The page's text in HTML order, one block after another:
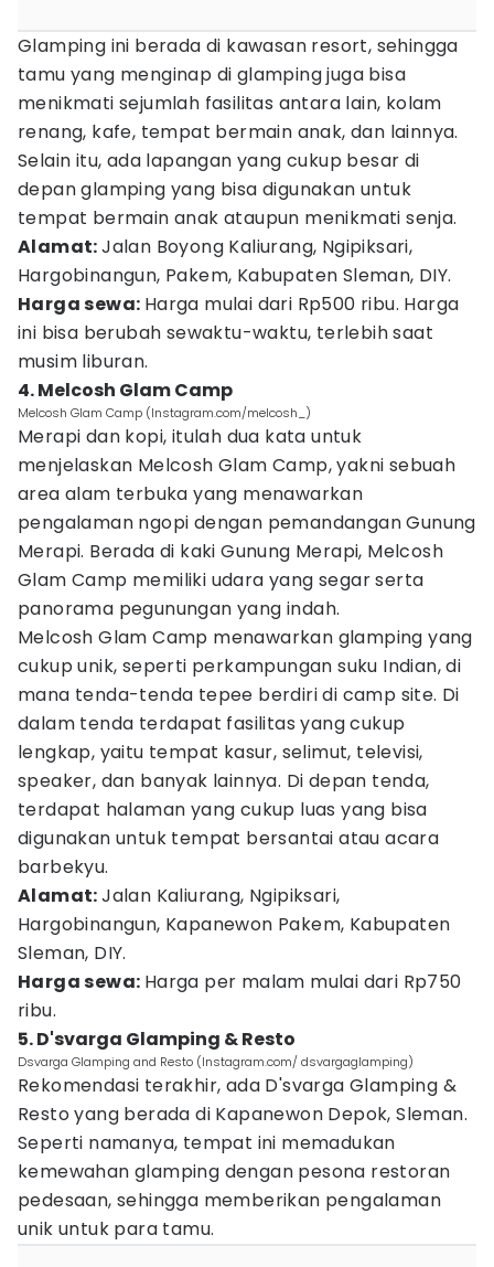
Glamping ini berada di kawasan resort, sehingga
tamu yang menginap di glamping juga bisa
menikmati sejumlah fasilitas antara lain, kolam
renang, kafe, tempat bermain anak, dan lainnya.
Selain itu, ada lapangan yang cukup besar di
depan glamping yang bisa digunakan untuk
tempat bermain anak ataupun menikmati senja.
Alamat:Jalan Boyong Kaliurang, Ngipiksari,
Hargobinangun, Pakem, Kabupaten Sleman, DIY.
Harga sewa: Harga mulai dari Rp500 ribu. Harga
ini bisa berubah sewaktu-waktu, terlebih saat
musim liburan.
4. Melcosh Glam Camp
Melcosh Glam Camp (Instagram.com/melcosh_)
Merapi dan kopi, itulah dua kata untuk
menjelaskan Melcosh Glam Camp, yakni sebuah
area alam terbuka yang menawarkan
pengalaman ngopi dengan pemandangan Gunung
Merapi. Berada di kaki Gunung Merapi, Melcosh
Glam Camp memiliki udara yang segar serta
panorama pegunungan yang indah.
Melcosh Glam Camp menawarkan glamping yang
cukup unik, seperti perkampungan suku Indian, di
mana tenda-tenda tepee berdiri di camp site. Di
dalam tenda terdapat fasilitas yang cukup
lengkap, yaitu tempat kasur, selimut, televisi,
speaker, dan banyak lainnya. Di depan tenda,
terdapat halaman yang cukup luas yang bisa
digunakan untuk tempat bersantai atau acara
barbekyu.
Alamat:Jalan Kaliurang, Ngipiksari,
Hargobinangun, Kapanewon Pakem, Kabupaten
Sleman, DIY.
Harga sewa: Harga per malam mulai dari Rp750
ribu.
5. D'svarga Glamping & Resto
Dsvarga Glamping and Resto (Instagram.com/ dsvargaglamping)
Rekomendasi terakhir, ada D'svarga Glamping &
Resto yang berada di Kapanewon Depok, Sleman.
Seperti namanya, tempat ini memadukan
kemewahan glamping dengan pesona restoran
pedesaan, sehingga memberikan pengalaman
unik untuk para tamu.